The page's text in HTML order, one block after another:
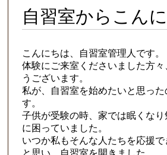
自習室からこん
こんにちは、自習室管理人です。
体験にご来室くださいました方々
うございます。
私が、自習室を始めたいと思っ
す。
子供が受験の時、家では眠くな
に困っていました。
いつか私もそんな人たちを応援
と思い、自習室を開きました。